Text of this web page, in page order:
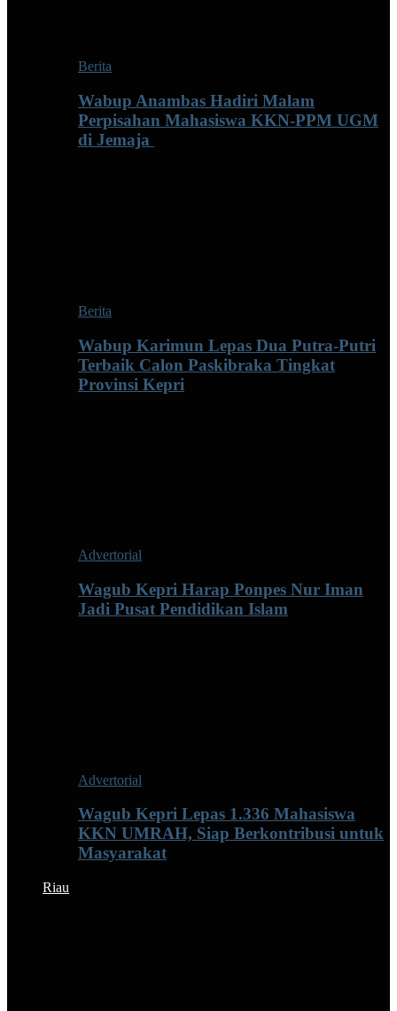
Berita
Wabup Anambas Hadiri Malam
Perpisahan Mahasiswa KKN-PPM UGM
di Jemaja ‎
Berita
Wabup Karimun Lepas Dua Putra-Putri
Terbaik Calon Paskibraka Tingkat
Provinsi Kepri
Advertorial
Wagub Kepri Harap Ponpes Nur Iman
Jadi Pusat Pendidikan Islam
Advertorial
Wagub Kepri Lepas 1.336 Mahasiswa
KKN UMRAH, Siap Berkontribusi untuk
Masyarakat
Riau